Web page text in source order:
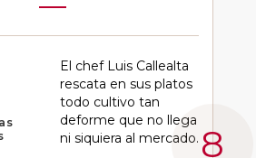
El chef Luis Callealta
rescata en sus platos
todo cultivo tan
deforme que no llega
ni siquiera al mercado.